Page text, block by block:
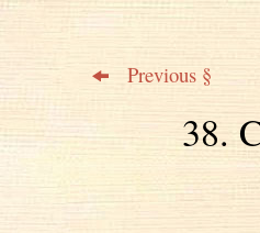
Previous §
38.